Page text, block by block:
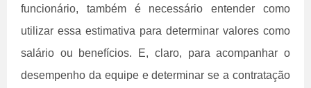
funcionário, também é necessário entender como
utilizar essa estimativa para determinar valores como
salário ou benefícios. E, claro, para acompanhar o
desempenho da equipe e determinar se a contratação